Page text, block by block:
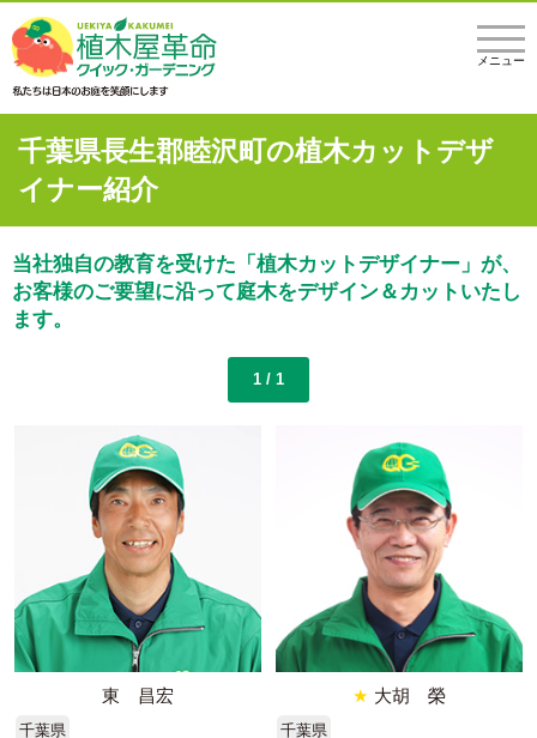
メニュー
千葉県長生郡睦沢町の植木カットデザ
イナー紹介
当社独自の教育を受けた「植木カットデザイナー」が、
お客様のご要望に沿って庭木をデザイン＆カットいたし
ます。
1 / 1
東 昌宏
千葉県
★ 大胡 榮
千葉県